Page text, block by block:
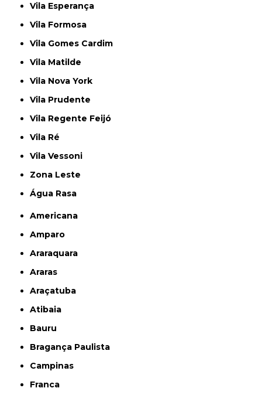
Vila Esperança
Vila Formosa
Vila Gomes Cardim
Vila Matilde
Vila Nova York
Vila Prudente
Vila Regente Feijó
Vila Ré
Vila Vessoni
Zona Leste
Água Rasa
Americana
Amparo
Araraquara
Araras
Araçatuba
Atibaia
Bauru
Bragança Paulista
Campinas
Franca